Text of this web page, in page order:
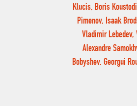
Klucis, Boris
Pimenov, Isaak
Vladimir Lebedev,
Alexandre
Bobyshev, Georgui